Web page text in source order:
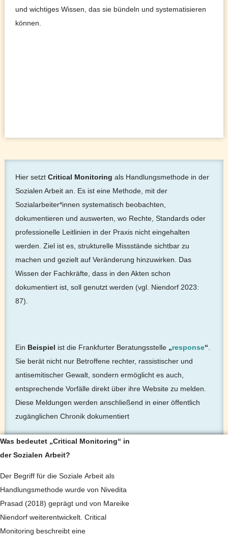
und wichtiges Wissen, das sie bündeln und systematisieren
können.
Hier setztCritical Monitoring als Handlungsmethode in der
Sozialen Arbeit an. Es ist eine Methode, mit der
Sozialarbeiter*innen systematisch beobachten,
dokumentieren und auswerten, wo Rechte, Standards oder
professionelle Leitlinien in der Praxis nicht eingehalten
werden. Ziel ist es, strukturelle Missstände sichtbar zu
machen und gezielt auf Veränderung hinzuwirken. Das
Wissen der Fachkräfte, dass in den Akten schon
dokumentiert ist, soll genutzt werden (vgl. Niendorf 2023:
87).
Ein Beispiel ist die Frankfurter Beratungsstelle „response“.
Sie berät nicht nur Betroffene rechter, rassistischer und
antisemitischer Gewalt, sondern ermöglicht es auch,
entsprechende Vorfälle direkt über ihre Website zu melden.
Diese Meldungen werden anschließend in einer öffentlich
zugänglichen Chronik dokumentiert
Was bedeutet „Critical Monitoring“ in
der Sozialen Arbeit?
Der Begriff für die Soziale Arbeit als
Handlungsmethode wurde von Nivedita
Prasad (2018) geprägt und von Mareike
Niendorf weiterentwickelt. Critical
Monitoring beschreibt eine